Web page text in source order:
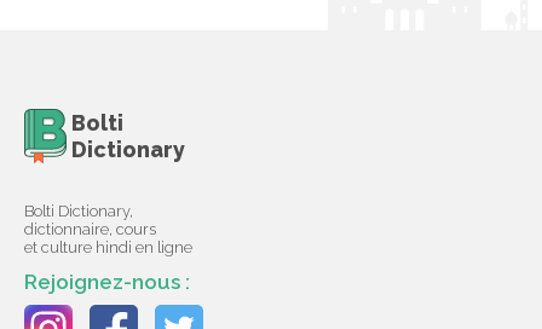
Bolti
Dictionary
Bolti Dictionary,
dictionnaire, cours
et culture hindi en ligne
Rejoignez-nous :